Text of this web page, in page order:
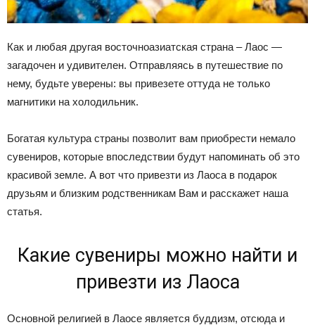
Как и любая другая восточноазиатская страна – Лаос —
загадочен и удивителен. Отправляясь в путешествие по
нему, будьте уверены: вы привезете оттуда не только
магнитики на холодильник.
Богатая культура страны позволит вам приобрести немало
сувениров, которые впоследствии будут напоминать об это
красивой земле. А вот что привезти из Лаоса в подарок
друзьям и близким родственникам Вам и расскажет наша
статья.
Какие сувениры можно найти и
привезти из Лаоса
Основной религией в Лаосе является буддизм, отсюда и